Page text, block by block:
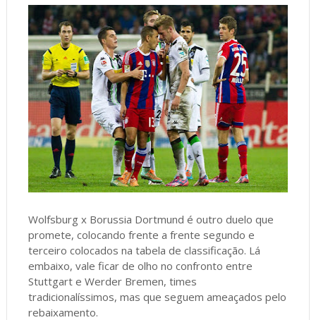
Wolfsburg x Borussia Dortmund é outro duelo que
promete, colocando frente a frente segundo e
terceiro colocados na tabela de classificação. Lá
embaixo, vale ficar de olho no confronto entre
Stuttgart e Werder Bremen, times
tradicionalíssimos, mas que seguem ameaçados pelo
rebaixamento.